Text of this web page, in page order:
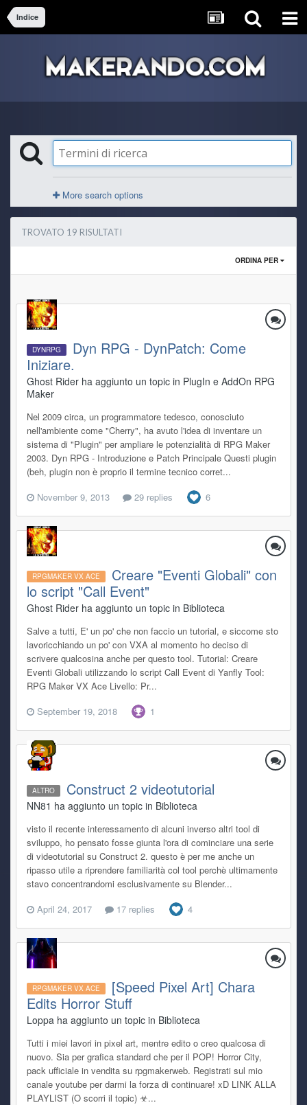
Indice
More search options
TROVATO 19 RISULTATI
ORDINA PER
DYNRPG
Dyn RPG - DynPatch: Come
Iniziare.
Ghost Rider ha aggiunto un topic in PlugIn e AddOn RPG
Maker
Nel 2009 circa, un programmatore tedesco, conosciuto
nell'ambiente come "Cherry", ha avuto l'idea di inventare un
sistema di "Plugin" per ampliare le potenzialità di RPG Maker
2003. Dyn RPG - Introduzione e Patch Principale Questi plugin
(beh, plugin non è proprio il termine tecnico corret...
November 9, 2013
29 replies 6
RPGMAKER VX ACE
Creare "Eventi Globali" con
lo script "Call Event"
Ghost Rider ha aggiunto un topic in Biblioteca
Salve a tutti, E' un po' che non faccio un tutorial, e siccome sto
lavoricchiando un po' con VXA al momento ho deciso di
scrivere qualcosina anche per questo tool. Tutorial: Creare
Eventi Globali utilizzando lo script Call Event di Yanfly Tool:
RPG Maker VX Ace Livello: Pr...
September 19, 2018
1
ALTRO Construct 2 videotutorial
NN81 ha aggiunto un topic in Biblioteca
visto il recente interessamento di alcuni inverso altri tool di
sviluppo, ho pensato fosse giunta l'ora di cominciare una serie
di videotutorial su Construct 2. questo è per me anche un
ripasso utile a riprendere familiarità col tool perchè ultimamente
stavo concentrandomi esclusivamente su Blender...
April 24, 2017
17 replies 4
RPGMAKER VX ACE
[Speed Pixel Art] Chara
Edits Horror Stuff
Loppa ha aggiunto un topic in Biblioteca
Tutti i miei lavori in pixel art, mentre edito o creo qualcosa di
nuovo. Sia per grafica standard che per il POP! Horror City,
pack ufficiale in vendita su rpgmakerweb. Registrati sul mio
canale youtube per darmi la forza di continuare! xD LINK ALLA
PLAYLIST (O scorri il topic) ☣...